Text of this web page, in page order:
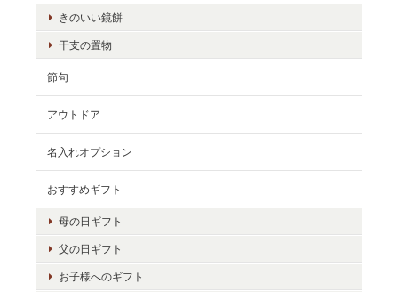
きのいい鏡餅
干支の置物
節句
アウトドア
名入れオプション
おすすめギフト
母の日ギフト
父の日ギフト
お子様へのギフト